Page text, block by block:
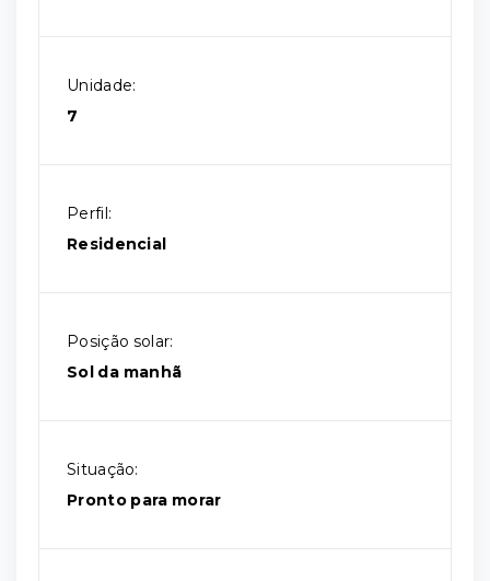
Unidade:
7
Perfil:
Residencial
Posição solar:
Sol da manhã
Situação:
Pronto para morar